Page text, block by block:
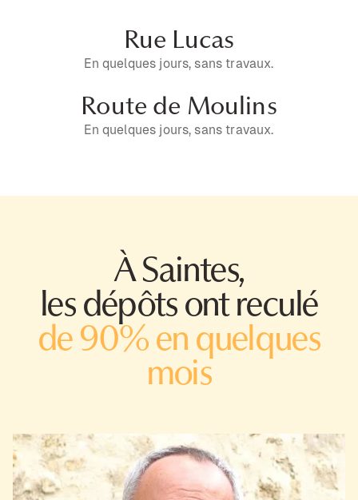
Rue Lucas
En quelques jours, sans travaux.
Route de Moulins
En quelques jours, sans travaux.
À Saintes,
les dépôts ont reculé
de 90% en quelques
mois